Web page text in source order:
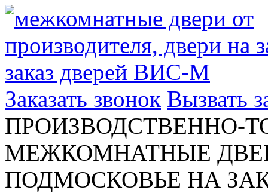
Заказать звонок Вызвать
ПРОИЗВОДСТВЕННО-
МЕЖКОМНАТНЫЕ
ПОДМОСКОВЬЕ НА